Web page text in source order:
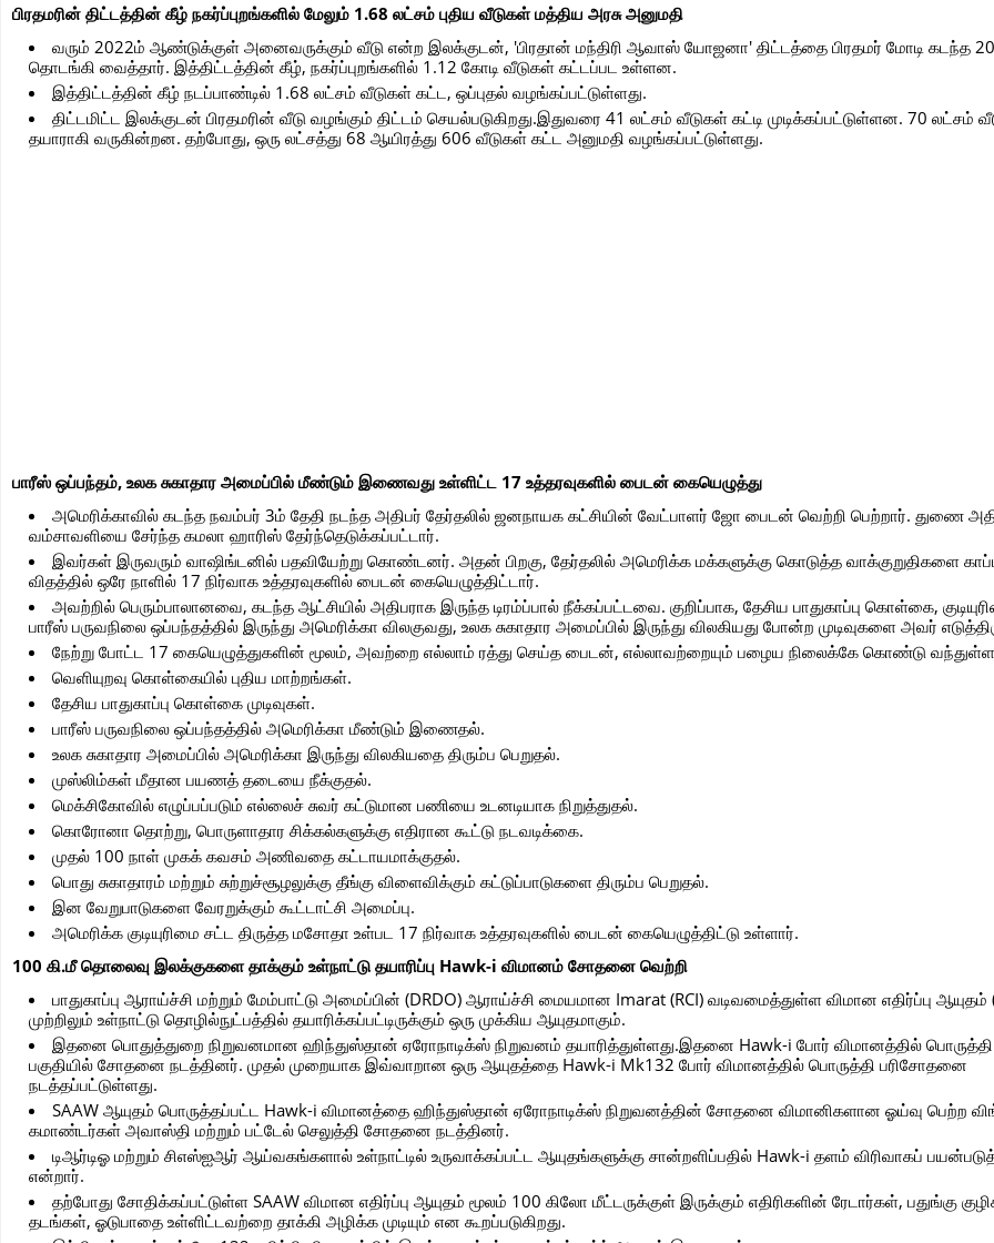
பிரதமரின் திட்டத்தின் கீழ் நகர்ப்புறங்களில் மேலும் 1.68 லட்சம் புதிய வீடுகள் மத்திய அரசு அனுமதி
வரும் 2022ம் ஆண்டுக்குள் அனைவருக்கும் வீடு என்ற இலக்குடன், 'பிரதான் மந்திரி ஆவாஸ் யோஜனா' திட்டத்தை பிரதமர் மோடி கடந்த
தொடங்கி வைத்தார். இத்திட்டத்தின் கீழ், நகர்ப்புறங்களில் 1.12 கோடி வீடுகள் கட்டப்பட உள்ளன.
இத்திட்டத்தின் கீழ் நடப்பாண்டில் 1.68 லட்சம் வீடுகள் கட்ட, ஒப்புதல் வழங்கப்பட்டுள்ளது.
திட்டமிட்ட இலக்குடன் பிரதமரின் வீடு வழங்கும் திட்டம் செயல்படுகிறது.இதுவரை 41 லட்சம் வீடுகள் கட்டி முடிக்கப்பட்டுள்ளன. 70 லட்சம்
தயாராகி வருகின்றன. தற்போது, ஒரு லட்சத்து 68 ஆயிரத்து 606 வீடுகள் கட்ட அனுமதி வழங்கப்பட்டுள்ளது.
பாரீஸ் ஒப்பந்தம், உலக சுகாதார அமைப்பில் மீண்டும் இணைவது உள்ளிட்ட 17 உத்தரவுகளில் பைடன் கையெழுத்து
அமெரிக்காவில் கடந்த நவம்பர் 3ம் தேதி நடந்த அதிபர் தேர்தலில் ஜனநாயக கட்சியின் வேட்பாளர் ஜோ பைடன் வெற்றி பெற்றார். துணை
வம்சாவளியை சேர்ந்த கமலா ஹாரிஸ் தேர்ந்தெடுக்கப்பட்டார்.
இவர்கள் இருவரும் வாஷிங்டனில் பதவியேற்று கொண்டனர். அதன் பிறகு, தேர்தலில் அமெரிக்க மக்களுக்கு கொடுத்த வாக்குறுதிகளை
விதத்தில் ஒரே நாளில் 17 நிர்வாக உத்தரவுகளில் பைடன் கையெழுத்திட்டார்.
அவற்றில் பெரும்பாலானவை, கடந்த ஆட்சியில் அதிபராக இருந்த டிரம்ப்பால் நீக்கப்பட்டவை. குறிப்பாக, தேசிய பாதுகாப்பு கொள்கை,
பாரீஸ் பருவநிலை ஒப்பந்தத்தில் இருந்து அமெரிக்கா விலகுவது, உலக சுகாதார அமைப்பில் இருந்து விலகியது போன்ற முடிவுகளை அவர்
நேற்று போட்ட 17 கையெழுத்துகளின் மூலம், அவற்றை எல்லாம் ரத்து செய்த பைடன், எல்லாவற்றையும் பழைய நிலைக்கே கொண்டு
வெளியுறவு கொள்கையில் புதிய மாற்றங்கள்.
தேசிய பாதுகாப்பு கொள்கை முடிவுகள்.
பாரீஸ் பருவநிலை ஒப்பந்தத்தில் அமெரிக்கா மீண்டும் இணைதல்.
உலக சுகாதார அமைப்பில் அமெரிக்கா இருந்து விலகியதை திரும்ப பெறுதல்.
முஸ்லிம்கள் மீதான பயணத் தடையை நீக்குதல்.
மெக்சிகோவில் எழுப்பப்படும் எல்லைச் சுவர் கட்டுமான பணியை உடனடியாக நிறுத்துதல்.
கொரோனா தொற்று, பொருளாதார சிக்கல்களுக்கு எதிரான கூட்டு நடவடிக்கை.
முதல் 100 நாள் முகக் கவசம் அணிவதை கட்டாயமாக்குதல்.
பொது சுகாதாரம் மற்றும் சுற்றுச்சூழலுக்கு தீங்கு விளைவிக்கும் கட்டுப்பாடுகளை திரும்ப பெறுதல்.
இன வேறுபாடுகளை வேரறுக்கும் கூட்டாட்சி அமைப்பு.
அமெரிக்க குடியுரிமை சட்ட திருத்த மசோதா உள்பட 17 நிர்வாக உத்தரவுகளில் பைடன் கையெழுத்திட்டு உள்ளார்.
100 கி.மீ தொலைவு இலக்குகளை தாக்கும் உள்நாட்டு தயாரிப்பு Hawk-i விமானம் சோதனை வெற்றி
பாதுகாப்பு ஆராய்ச்சி மற்றும் மேம்பாட்டு அமைப்பின் (DRDO) ஆராய்ச்சி மையமான Imarat (RCI) வடிவமைத்துள்ள விமான எதிர்ப்பு ஆயுதம்
முற்றிலும் உள்நாட்டு தொழில்நுட்பத்தில் தயாரிக்கப்பட்டிருக்கும் ஒரு முக்கிய ஆயுதமாகும்.
இதனை பொதுத்துறை நிறுவனமான ஹிந்துஸ்தான் ஏரோநாடிக்ஸ் நிறுவனம் தயாரித்துள்ளது.இதனை Hawk-i போர் விமானத்தில் பொருத்தி
பகுதியில் சோதனை நடத்தினர். முதல் முறையாக இவ்வாறான ஒரு ஆயுதத்தை Hawk-i Mk132 போர் விமானத்தில் பொருத்தி பரிசோதனை
நடத்தப்பட்டுள்ளது.
SAAW ஆயுதம் பொருத்தப்பட்ட Hawk-i விமானத்தை ஹிந்துஸ்தான் ஏரோநாடிக்ஸ் நிறுவனத்தின் சோதனை விமானிகளான ஓய்வு பெற்ற
கமாண்டர்கள் அவாஸ்தி மற்றும் பட்டேல் செலுத்தி சோதனை நடத்தினர்.
டிஆர்டிஓ மற்றும் சிஎஸ்ஐஆர் ஆய்வகங்களால் உள்நாட்டில் உருவாக்கப்பட்ட ஆயுதங்களுக்கு சான்றளிப்பதில் Hawk-i தளம் விரிவாகப்
என்றார்.
தற்போது சோதிக்கப்பட்டுள்ள SAAW விமான எதிர்ப்பு ஆயுதம் மூலம் 100 கிலோ மீட்டருக்குள் இருக்கும் எதிரிகளின் ரேடார்கள், பதுங்கு
தடங்கள், ஓடுபாதை உள்ளிட்டவற்றை தாக்கி அழிக்க முடியும் என கூறப்படுகிறது.